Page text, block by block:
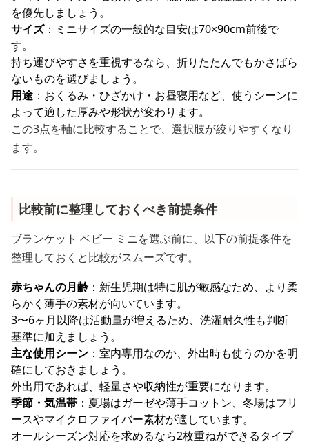
を優先しましょう。
サイズ：ミニサイズの一般的な目安は70×90cm前後で
す。
持ち運びやすさを重視するなら、折りたたんでもかさばら
ないものを選びましょう。
用途 ：おくるみ・ひざかけ・お昼寝用など、使うシーンに
よって適した厚みや形状が変わります。
この3点を軸に比較することで、選択肢が絞りやすくなり
ます。
比較前に整理しておくべき前提条件
ブランケット ベビー ミニを選ぶ前に、以下の前提条件を
整理しておくと比較がスムーズです。
赤ちゃんの月齢 ：新生児期は特に肌が敏感なため、より柔
らかく薄手の素材が向いています。
3〜6ヶ月以降は活動量が増えるため、洗濯耐久性も判断
基準に加えましょう。
主な使用シーン ：室内専用なのか、外出時も使うのかを明
確にしておきましょう。
外出用であれば、軽量さや収納性が重要になります。
季節・気温帯 ：夏場はガーゼや薄手コットン、冬場はフリ
ースやマイクロファイバー素材が適しています。
オールシーズン対応を求めるなら2枚重ねができるタイプ